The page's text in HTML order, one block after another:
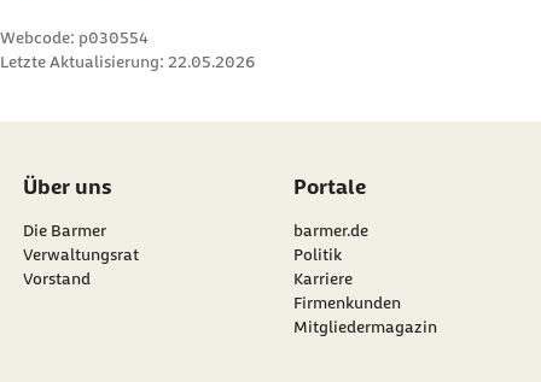
Webcode: p030554
Letzte Aktualisierung: 22.05.2026
Über uns
Die Barmer
Verwaltungsrat
Vorstand
Portale
barmer.de
Politik
Karriere
Firmenkunden
Mitgliedermagazin